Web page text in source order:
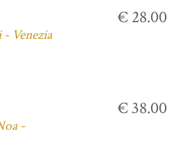
Venezia
€ 28.00
-
€ 38.00